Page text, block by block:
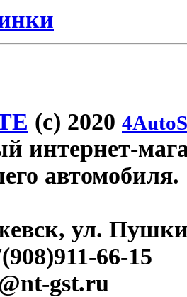
(c) 2020
интернет-
автомобиля.
ул.
66-15
gst.ru